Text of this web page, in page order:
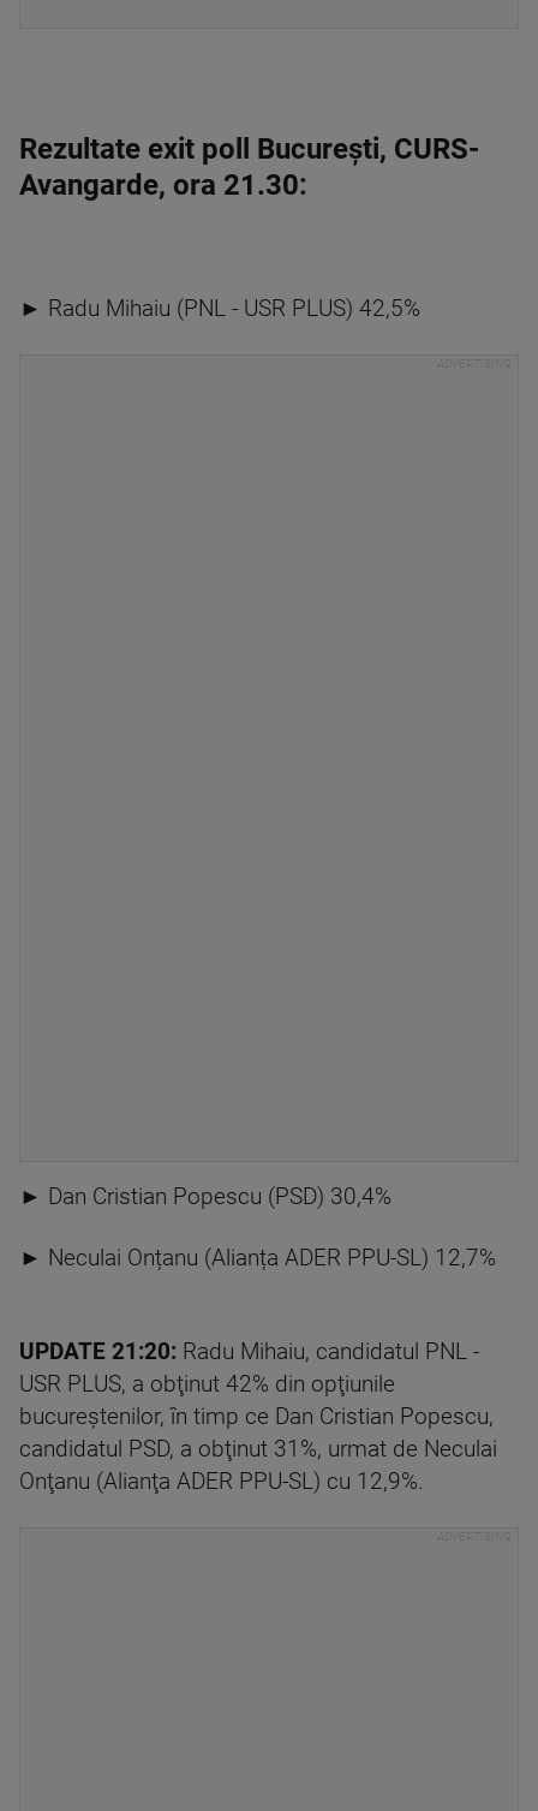
Rezultate exit poll București, CURS-
Avangarde, ora 21.30:
► Radu Mihaiu (PNL - USR PLUS) 42,5%
► Dan Cristian Popescu (PSD) 30,4%
► Neculai Onțanu (Alianța ADER PPU-SL) 12,7%
UPDATE 21:20: Radu Mihaiu, candidatul PNL -
USR PLUS, a obţinut 42% din opţiunile
bucureştenilor, în timp ce Dan Cristian Popescu,
candidatul PSD, a obţinut 31%, urmat de Neculai
Onţanu (Alianţa ADER PPU-SL) cu 12,9%.